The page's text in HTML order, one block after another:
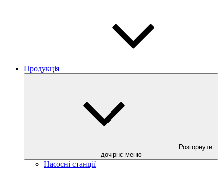
Продукція
Розгорнути
дочірнє меню
Насосні станції